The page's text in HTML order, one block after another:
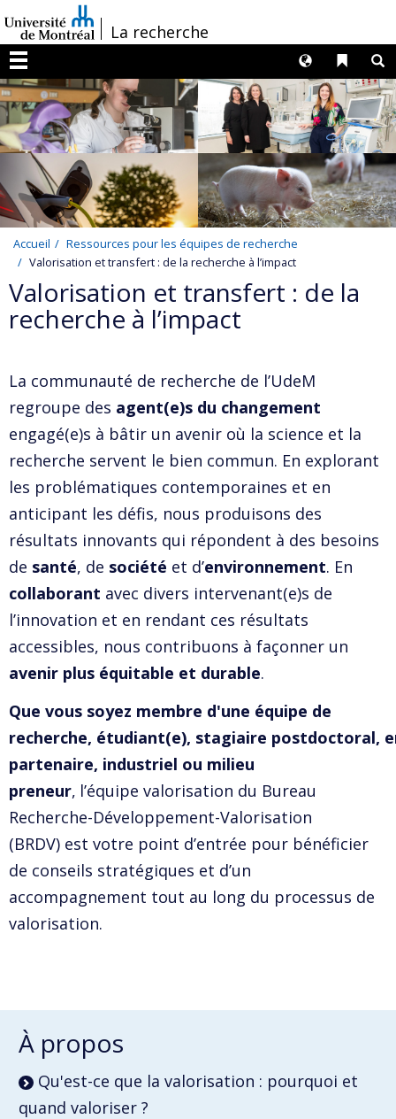
au
contenu
/La recherche
Menu
Liens
Langues
Accueil
Ressources pour les équipes de recherche
Valorisation et transfert : de la recherche à l’impact
Valorisation et transfert : de la
recherche à l’impact
La communauté de recherche de l’UdeM
regroupe des agent(e)s du changement
engagé(e)s à bâtir un avenir où la science et la
recherche servent le bien commun. En explorant
les problématiques contemporaines et en
anticipant les défis, nous produisons des
résultats innovants qui répondent à des besoins
de santé, de société et d’environnement. En
collaborant avec divers intervenant(e)s de
l’innovation et en rendant ces résultats
accessibles, nous contribuons à façonner un
avenir plus équitable et durable.
Que vous soyez membre d'une équipe de
recherche, étudiant(e), stagiaire postdoctoral,
partenaire, industriel ou milieu
preneur, l’équipe valorisation du Bureau
Recherche-Développement-Valorisation
(BRDV) est votre point d’entrée pour bénéficier
de conseils stratégiques et d’un
accompagnement tout au long du processus de
valorisation.
À propos
Qu'est-ce que la valorisation : pourquoi et
quand valoriser ?